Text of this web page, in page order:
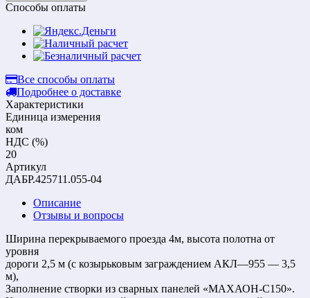
Способы оплаты
Все способы оплаты
Подробнее о доставке
Характеристики
Единица измерения
ком
НДС (%)
20
Артикул
ДАБР.425711.055-04
Описание
Отзывы и вопросы
Ширина перекрываемого проезда 4м, высота полотна от
уровня
дороги 2,5 м (с козырьковым заграждением АКЛ—955 — 3,5
м),
Заполнение створки из сварных панелей «МАХАОН-С150».